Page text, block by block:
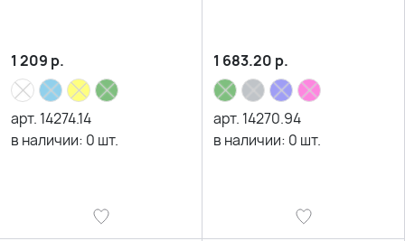
1 209 р.
арт. 14274.14
в наличии: 0 шт.
1 683.20 р.
арт. 14270.94
в наличии: 0 шт.